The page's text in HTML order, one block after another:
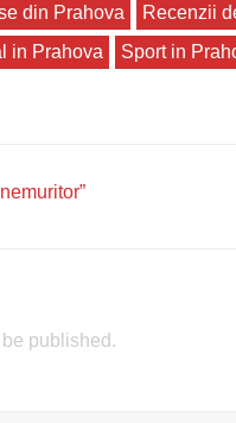
din Prahova Recenzii
in Prahova Sport in
published.